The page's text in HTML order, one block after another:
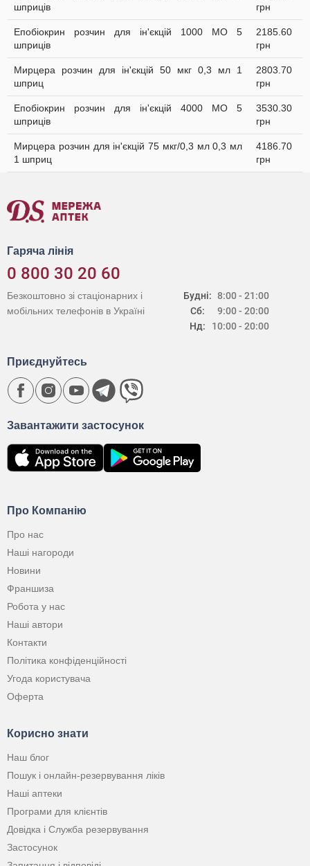
шприців
грн
Епобіокрин розчин для ін'єкцій 1000 МО 5
шприців
2185.60
грн
Мирцера розчин для ін'єкцій 50 мкг 0,3 мл 1
шприц
2803.70
грн
Епобіокрин розчин для ін'єкцій 4000 МО 5
шприців
3530.30
грн
Мирцера розчин для ін'єкцій 75 мкг/0,3 мл 0,3 мл
1 шприц
4186.70
грн
Гаряча лінія
0 800 30 20 60
Будні:
Сб:
Нд:
8:00 - 21:00
9:00 - 20:00
10:00 - 20:00
Безкоштовно зі стаціонарних і
мобільних телефонів в Україні
Про Компанію
Про нас
Наші нагороди
Новини
Франшиза
Робота у нас
Наші автори
Контакти
Політика конфіденційності
Угода користувача
Оферта
Корисно знати
Наш блог
Пошук і онлайн-резервування ліків
Наші аптеки
Програми для клієнтів
Довідка і Служба резервування
Застосунок
Завантажити застосунок
Приєднуйтесь